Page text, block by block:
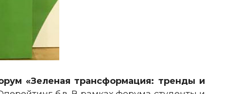
«Зеленая трансформация: тренды и